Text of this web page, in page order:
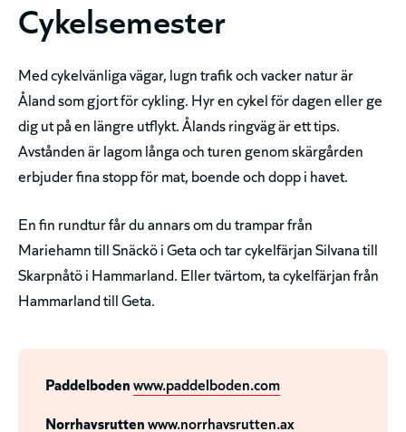
Cykelsemester
Med cykelvänliga vägar, lugn trafik och vacker natur är
Åland som gjort för cykling. Hyr en cykel för dagen eller ge
dig ut på en längre utflykt. Ålands ringväg är ett tips.
Avstånden är lagom långa och turen genom skärgården
erbjuder fina stopp för mat, boende och dopp i havet.
En fin rundtur får du annars om du trampar från
Mariehamn till Snäckö i Geta och tar cykelfärjan Silvana till
Skarpnåtö i Hammarland. Eller tvärtom, ta cykelfärjan från
Hammarland till Geta.
Paddelbodenwww.paddelboden.com
Norrhavsruttenwww.norrhavsrutten.ax